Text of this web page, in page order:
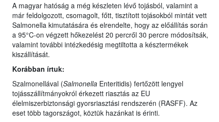
A magyar hatóság a még készleten lévő tojásból, valamint a
már feldolgozott, csomagolt, főtt, tisztított tojásokból mintát vett
Salmonella kimutatására és elrendelte, hogy az előállítás során
a 95°C-on végzett hőkezelést 20 percről 30 percre módosítsák,
valamint további intézkedésig megtiltotta a késztermékek
kiszállítását.
Korábban írtuk:
Szalmonellával (Salmonella Enteritidis) fertőzött lengyel
tojásszállítmányokról érkezett riasztás az EU
élelmiszerbiztonsági gyorsriasztási rendszerén (RASFF). Az
eset több tagországot, köztük hazánkat is érinti.